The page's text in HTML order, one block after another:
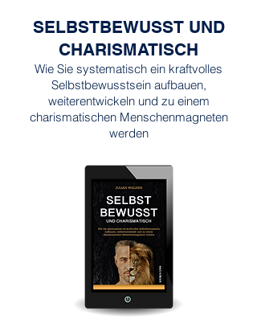
SELBSTBEWUSST UND
CHARISMATISCH
Wie Sie systematisch ein kraftvolles
Selbstbewusstsein aufbauen,
weiterentwickeln und zu einem
charismatischen Menschenmagneten
werden